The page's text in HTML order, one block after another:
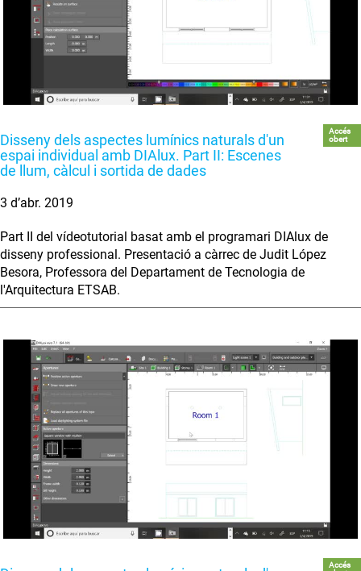
Disseny dels aspectes lumínics naturals d'un
espai individual amb DIAlux. Part II: Escenes
de llum, càlcul i sortida de dades
Accés
obert
3 d’abr. 2019
Part II del vídeotutorial basat amb el programari DIAlux de
disseny professional. Presentació a càrrec de Judit López
Besora, Professora del Departament de Tecnologia de
l'Arquitectura ETSAB.
Accés